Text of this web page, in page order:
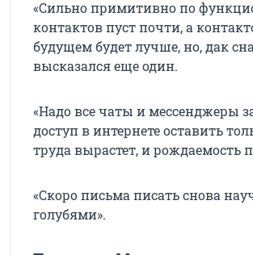
«Сильно примитивно по
контактов пуст почти, а
будущем будет лучше, но, дак
высказался еще один.
«Надо все чаты и мессенджеры
доступ в интернете оставить
труда вырастет, и рождаемость
«Скоро письма писать снова
голубями».